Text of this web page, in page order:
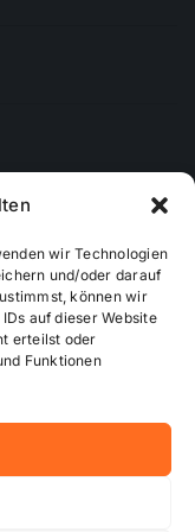
wir Technologien
und/oder darauf
können wir
auf dieser Website
erteilst oder
Funktionen
informiert!